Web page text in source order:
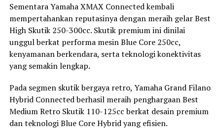
Sementara Yamaha XMAX Connected kembali
mempertahankan reputasinya dengan meraih gelar Best
High Skutik 250-300cc. Skutik premium ini dinilai
unggul berkat performa mesin Blue Core 250cc,
kenyamanan berkendara, serta teknologi konektivitas
yang semakin lengkap.
Pada segmen skutik bergaya retro, Yamaha Grand Filano
Hybrid Connected berhasil meraih penghargaan Best
Medium Retro Skutik 110-125cc berkat desain premium
dan teknologi Blue Core Hybrid yang efisien.